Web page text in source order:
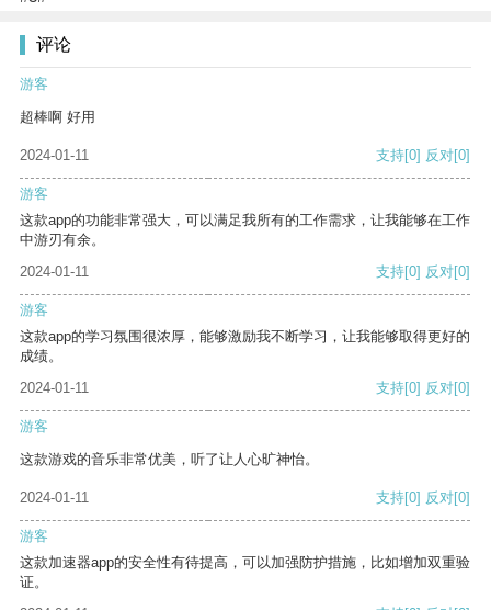
评论
游客
超棒啊 好用
2024-01-11 支持[0] 反对[0]
游客
这款app的功能非常强大，可以满足我所有的工作需求，让我能够在工作
中游刃有余。
2024-01-11
支持[0] 反对[0]
游客
这款app的学习氛围很浓厚，能够激励我不断学习，让我能够取得更好的
成绩。
2024-01-11
支持[0] 反对[0]
游客
这款游戏的音乐非常优美，听了让人心旷神怡。
2024-01-11 支持[0] 反对[0]
游客
这款加速器app的安全性有待提高，可以加强防护措施，比如增加双重验
证。